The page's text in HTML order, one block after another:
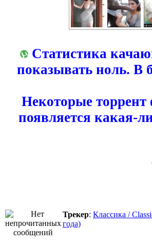
Статистика
показывать ноль. В
Некоторые
появляется какая-
Трекер: Классика /
года)